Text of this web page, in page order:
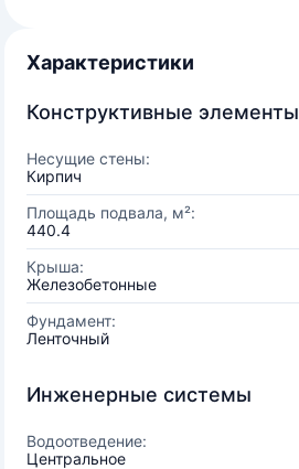
Характеристики
Конструктивные элементы
Несущие стены:
Кирпич
Площадь подвала, м²:
440.4
Крыша:
Железобетонные
Фундамент:
Ленточный
Инженерные системы
Водоотведение:
Центральное